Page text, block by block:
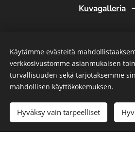
Kuvagalleria
© 2026
Toni Westerlund
LuotuWebnodella
Käytämme evästeitä
verkkosivustomme asianmukaisen
turvallisuuden sekä tarjotaksemme
mahdollisen käyttökokemuksen.
Hyväksy vain tarpeelliset